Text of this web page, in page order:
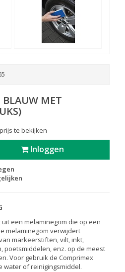
BLAUW MET
te bekijken
Inloggen
een melaminegom die op een
melaminegom verwijdert
markeerstiften, vilt, inkt,
poetsmiddelen, enz. op de meest
Voor gebruik de Comprimex
water of reinigingsmiddel.